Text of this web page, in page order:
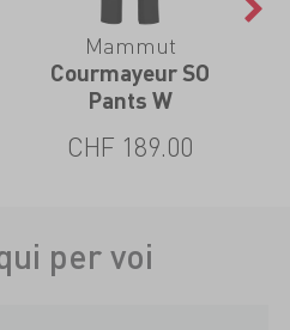
Mammut
Courmayeur SO
Pants W
CHF 189.00
per voi